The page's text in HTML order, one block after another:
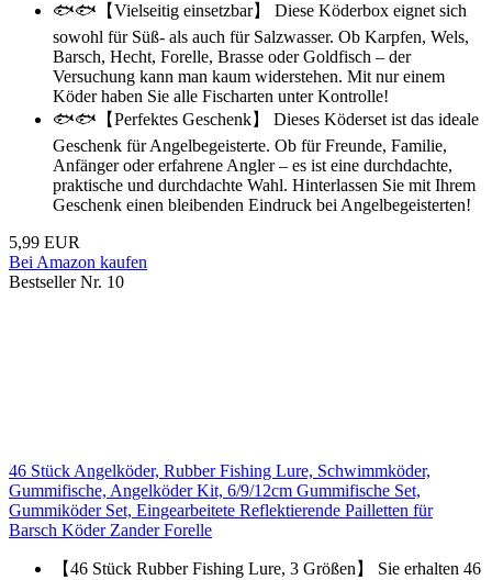
🐟🐟【Vielseitig einsetzbar】 Diese Köderbox eignet sich
sowohl für Süß- als auch für Salzwasser. Ob Karpfen, Wels,
Barsch, Hecht, Forelle, Brasse oder Goldfisch – der
Versuchung kann man kaum widerstehen. Mit nur einem
Köder haben Sie alle Fischarten unter Kontrolle!
🐟🐟【Perfektes Geschenk】 Dieses Köderset ist das ideale
Geschenk für Angelbegeisterte. Ob für Freunde, Familie,
Anfänger oder erfahrene Angler – es ist eine durchdachte,
praktische und durchdachte Wahl. Hinterlassen Sie mit Ihrem
Geschenk einen bleibenden Eindruck bei Angelbegeisterten!
5,99 EUR
Bei Amazon kaufen
Bestseller Nr. 10
46 Stück Angelköder, Rubber Fishing Lure, Schwimmköder,
Gummifische, Angelköder Kit, 6/9/12cm Gummifische Set,
Gummiköder Set, Eingearbeitete Reflektierende Pailletten für
Barsch Köder Zander Forelle
【46 Stück Rubber Fishing Lure, 3 Größen】 Sie erhalten 46